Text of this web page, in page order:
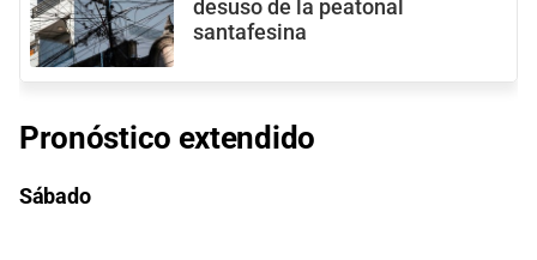
desuso de la peatonal
santafesina
Pronóstico extendido
Sábado